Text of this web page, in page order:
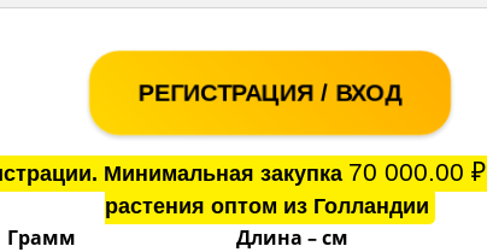
РЕГИСТРАЦИЯ / ВХОД
Минимальная закупка 70 000.00₽
растения оптом из Голландии
Грамм Длина – см